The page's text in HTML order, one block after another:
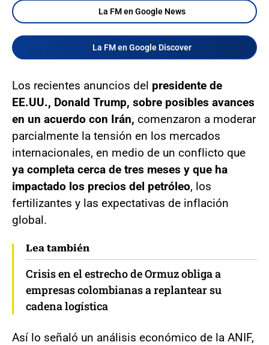
La FM en Google News
La FM en Google Discover
Los recientes anuncios del presidente de
EE.UU., Donald Trump, sobre posibles avances
en un acuerdo con Irán, comenzaron a moderar
parcialmente la tensión en los mercados
internacionales, en medio de un conflicto que
ya completa cerca de tres meses y que ha
impactado los precios del petróleo, los
fertilizantes y las expectativas de inflación
global.
Lea también
Crisis en el estrecho de Ormuz obliga a
empresas colombianas a replantear su
cadena logística
Así lo señaló un análisis económico de la ANIF,